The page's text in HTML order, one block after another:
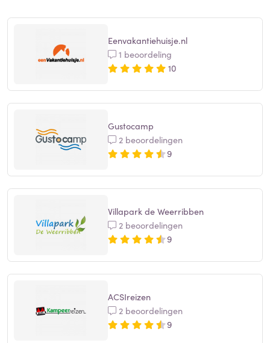
Eenvakantiehuisje.nl
1 beoordeling
10
Gustocamp
2 beoordelingen
9
Villapark de Weerribben
2 beoordelingen
9
ACSIreizen
2 beoordelingen
9